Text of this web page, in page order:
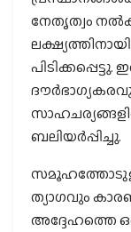
നേതൃത്വം
ബലിയര്‍പ്പിച്ചു.
ത്യാഗവും
അദ്ദേഹത്തെ